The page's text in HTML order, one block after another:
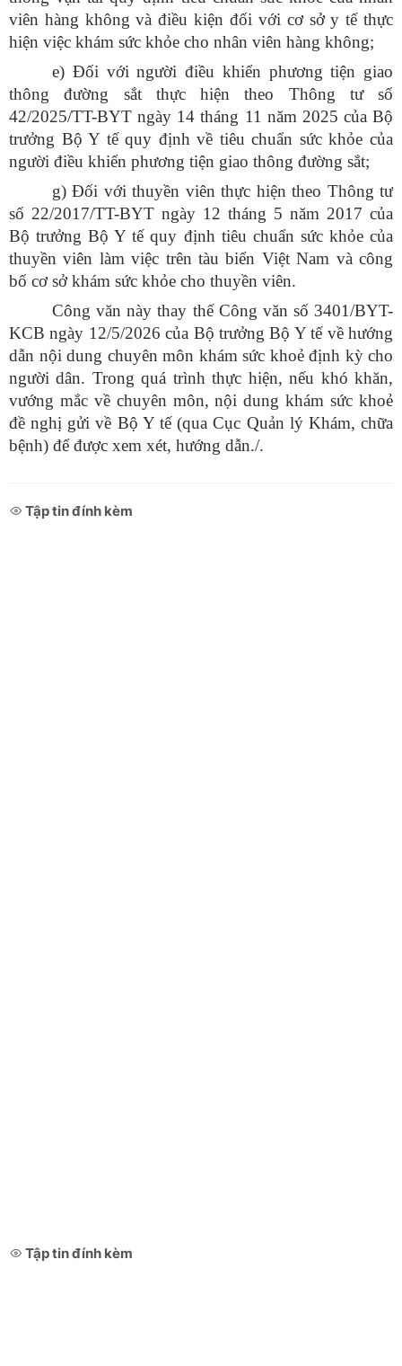
viên hàng không và điều kiện đối với cơ sở y tế thực
hiện việc khám sức khỏe cho nhân viên hàng không;
e) Đối với người điều khiển phương tiện giao
thông đường sắt thực hiện theo Thông tư số
42/2025/TT-BYT ngày 14 tháng 11 năm 2025 của Bộ
trưởng Bộ Y tế quy định về tiêu chuẩn sức khỏe của
người điều khiển phương tiện giao thông đường sắt;
g) Đối với thuyền viên thực hiện theo Thông tư
số 22/2017/TT-BYT ngày 12 tháng 5 năm 2017 của
Bộ trưởng Bộ Y tế quy định tiêu chuẩn sức khỏe của
thuyền viên làm việc trên tàu biển Việt Nam và công
bố cơ sở khám sức khỏe cho thuyền viên.
Công văn này thay thế Công văn số 3401/BYT-
KCB ngày 12/5/2026 của Bộ trưởng Bộ Y tế về hướng
dẫn nội dung chuyên môn khám sức khoẻ định kỳ cho
người dân. Trong quá trình thực hiện, nếu khó khăn,
vướng mắc về chuyên môn, nội dung khám sức khoẻ
đề nghị gửi về Bộ Y tế (qua Cục Quản lý Khám, chữa
bệnh) để được xem xét, hướng dẫn./.
Tập tin đính kèm
Tập tin đính kèm